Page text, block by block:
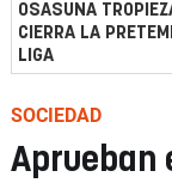
OSASUNA
CIERRA LA
LIGA
SOCIEDAD
Aprueban